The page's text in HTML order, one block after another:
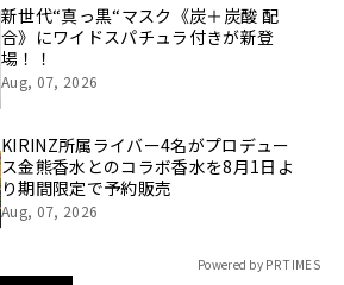
新世代“真っ黒“マスク《炭＋炭酸 配
合》にワイドスパチュラ付きが新登
場！！
Aug, 07, 2026
KIRINZ所属ライバー4名がプロデュー
ス金熊香水とのコラボ香水を8月1日よ
り期間限定で予約販売
Aug, 07, 2026
Powered by PR TIMES